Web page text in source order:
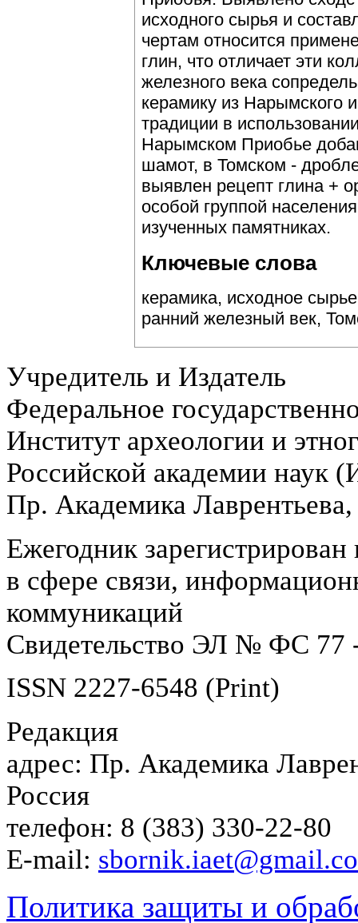
исходного сырья и
чертам относится
глин, что отличает эти
железного века
керамику из Нарымского
традиции в
Нарымском Приобье
шамот, в Томском -
выявлен рецепт глина +
особой группой
изученных памятниках.
Ключевые слова
керамика, исходное
ранний железный век,
Учредитель и Издатель
Федеральное
Институт археологии и
Российской академии
Пр. Академика
Ежегодник
в сфере связи,
коммуникаций
Свидетельство ЭЛ № ФС 77
ISSN 2227-6548 (Print)
Редакция
адрес: Пр. Академика
Россия
телефон: 8 (383) 330-22-80
E-mail:
Политика защиты и